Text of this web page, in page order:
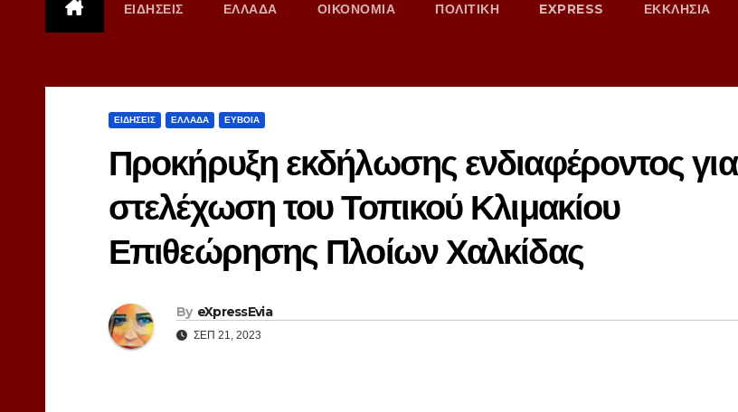
ΕΙΔΗΣΕΙΣ ΕΛΛΑΔΑ ΟΙΚΟΝΟΜΙΑ ΠΟΛΙΤΙΚΗ EXPRESS ΕΚΚΛΗΣΙΑ
ΕΙΔΗΣΕΙΣ ΕΛΛΑΔΑ ΕΥΒΟΙΑ
Προκήρυξη εκδήλωσης ενδιαφέροντος για
στελέχωση του Τοπικού Κλιμακίου
Επιθεώρησης Πλοίων Χαλκίδας
By eXpressEvia
ΣΕΠ 21, 2023